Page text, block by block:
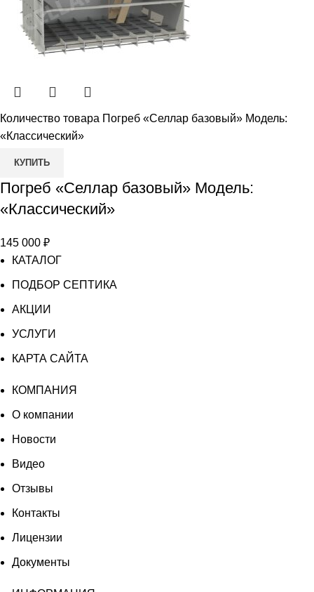
Количество товара Погреб «Селлар базовый» Модель:
«Классический»
КУПИТЬ
Погреб «Селлар базовый» Модель:
«Классический»
145 000 ₽
КАТАЛОГ
ПОДБОР СЕПТИКА
АКЦИИ
УСЛУГИ
КАРТА САЙТА
КОМПАНИЯ
О компании
Новости
Видео
Отзывы
Контакты
Лицензии
Документы